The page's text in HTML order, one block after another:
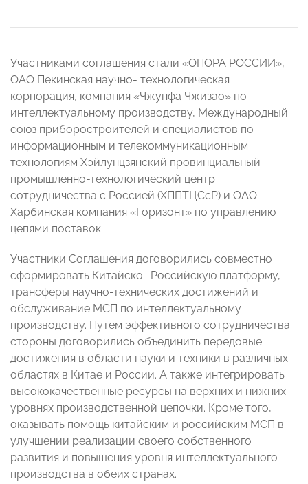
Участниками соглашения стали «ОПОРА РОССИИ»,
ОАО Пекинская научно- технологическая
корпорация, компания «Чжунфа Чжизао» по
интеллектуальному производству, Международный
союз приборостроителей и специалистов по
информационным и телекоммуникационным
технологиям Хэйлунцзянский провинциальный
промышленно-технологический центр
сотрудничества с Россией (ХППТЦСсР) и ОАО
Харбинская компания «Горизонт» по управлению
цепями поставок.
Участники Соглашения договорились совместно
сформировать Китайско- Российскую платформу,
трансферы научно-технических достижений и
обслуживание МСП по интеллектуальному
производству. Путем эффективного сотрудничества
стороны договорились объединить передовые
достижения в области науки и техники в различных
областях в Китае и России. А также интегрировать
высококачественные ресурсы на верхних и нижних
уровнях производственной цепочки. Кроме того,
оказывать помощь китайским и российским МСП в
улучшении реализации своего собственного
развития и повышения уровня интеллектуального
производства в обеих странах.